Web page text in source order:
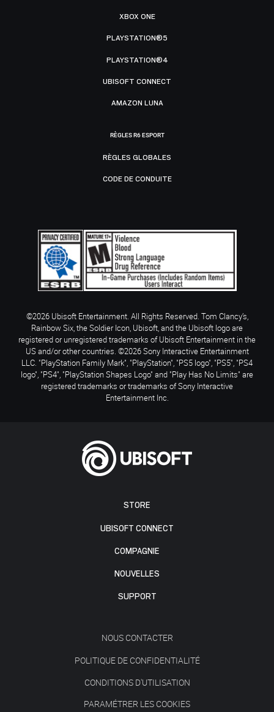
STORE
UBISOFT CONNECT
COMPAGNIE
NOUVELLES
SUPPORT
NOUS CONTACTER
POLITIQUE DE CONFIDENTIALITÉ
CONDITIONS D'UTILISATION
PARAMÉTRER LES COOKIES
XBOX ONE
PLAYSTATION®5
PLAYSTATION®4
UBISOFT CONNECT
AMAZON LUNA
RÈGLES R6 ESPORT
RÈGLES GLOBALES
CODE DE CONDUITE
©2026 Ubisoft Entertainment. All Rights Reserved. Tom Clancy’s,
Rainbow Six, the Soldier Icon, Ubisoft, and the Ubisoft logo are
registered or unregistered trademarks of Ubisoft Entertainment in the
US and/or other countries. ©2026 Sony Interactive Entertainment
LLC. "PlayStation Family Mark", "PlayStation", "PS5 logo", "PS5", "PS4
logo", "PS4", "PlayStation Shapes Logo" and "Play Has No Limits" are
registered trademarks or trademarks of Sony Interactive
Entertainment Inc.